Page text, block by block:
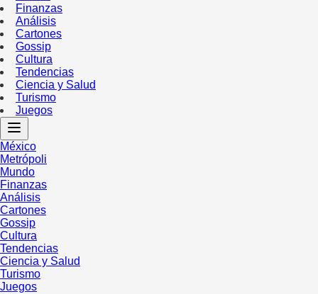
Finanzas
Análisis
Cartones
Gossip
Cultura
Tendencias
Ciencia y Salud
Turismo
Juegos
México
Metrópoli
Mundo
Finanzas
Análisis
Cartones
Gossip
Cultura
Tendencias
Ciencia y Salud
Turismo
Juegos